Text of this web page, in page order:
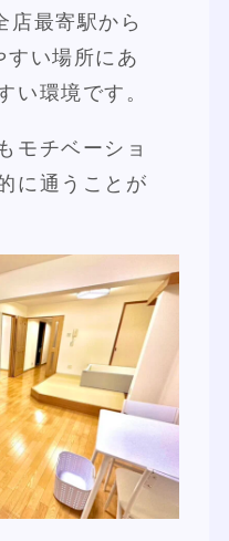
店最寄駅から
すい場所にあ
い環境です。
モチベーショ
に通うことが